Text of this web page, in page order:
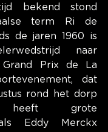
bekend stond
term Ri de
de jaren 1960 is
naar
Grand Prix de La
dat
rond het dorp
heeft grote
Eddy Merckx